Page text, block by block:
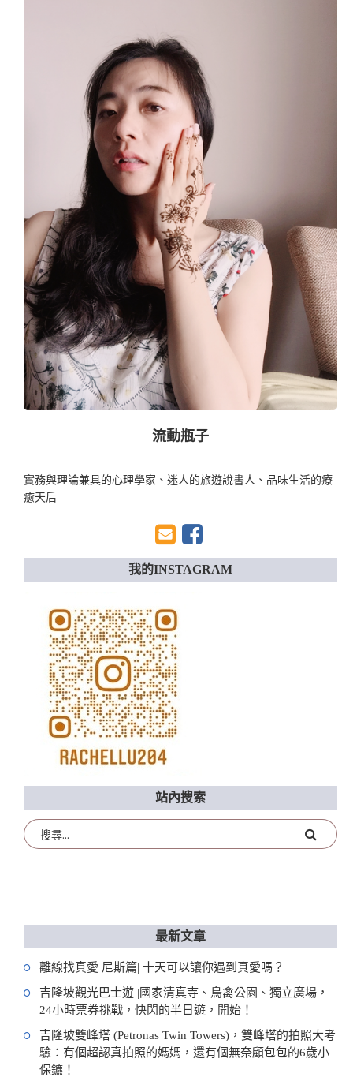
流動瓶子
實務與理論兼具的心理學家、迷人的旅遊說書人、品味生活的療
癒天后
我的INSTAGRAM
站內搜索
最新文章
離線找真愛 尼斯篇| 十天可以讓你遇到真愛嗎？
吉隆坡觀光巴士遊 |國家清真寺、鳥禽公園、獨立廣場，
24小時票券挑戰，快閃的半日遊，開始！
吉隆坡雙峰塔 (Petronas Twin Towers)，雙峰塔的拍照大考
驗：有個超認真拍照的媽媽，還有個無奈顧包包的6歲小
保鑣！